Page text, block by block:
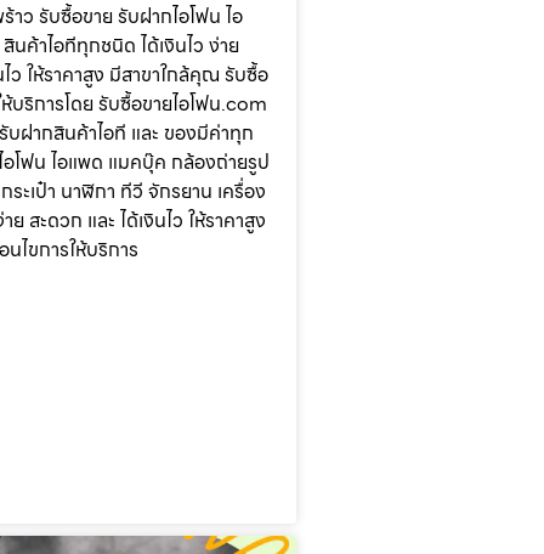
าว รับซื้อขาย รับฝากไอโฟน ไอ
ค้าไอทีทุกชนิด ได้เงินไว ง่าย
ไว ให้ราคาสูง มีสาขาใกล้คุณ รับซื้อ
บริการโดย รับซื้อขายไอโฟน.com
บฝากสินค้าไอที และ ของมีค่าทุก
อโฟน ไอแพด แมคบุ๊ค กล้องถ่ายรูป
ะเป๋า นาฬิกา ทีวี จักรยาน เครื่อง
ย สะดวก และ ได้เงินไว ให้ราคาสูง
ไขการให้บริการ